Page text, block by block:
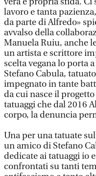
lavoro e tanta
da parte di Alfredo»
avvalso della
Manuela Ruiu, anche
un artista e scrittore
scelta vegana lo porta
Stefano Cabula,
impegnato in tante
da cui nasce il
tatuaggi che dal 2016
corpo, la denuncia
Una per una tatuate
un amico di Stefano
dedicate ai tatuaggi io
confrontati su tanti